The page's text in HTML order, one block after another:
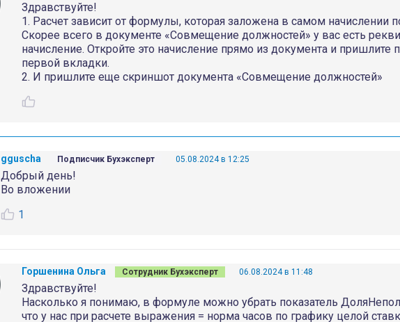
Здравствуйте!
1. Расчет зависит от формулы, которая заложена в самом начислении
Скорее всего в документе «Совмещение должностей» у вас есть
начисление. Откройте это начисление прямо из документа и пришлите
первой вкладки.
2. И пришлите еще скриншот документа «Совмещение должностей»
gguscha Подписчик Бухэксперт 05.08.2024 в 12:25
Добрый день!
Во вложении
1
Горшенина Ольга Сотрудник Бухэксперт 06.08.2024 в 11:48
Здравствуйте!
Насколько я понимаю, в формуле можно убрать показатель
что у нас при расчете выражения = норма часов по графику целой